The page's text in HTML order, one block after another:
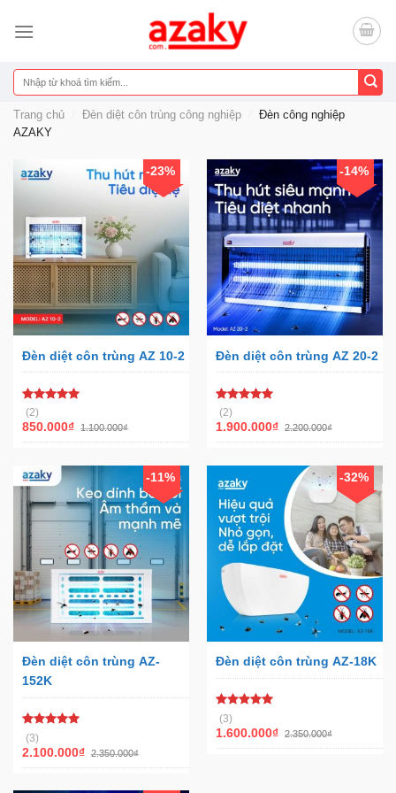
đến
dung
Tìm
kiếm:
Trang chủ Đèn diệt côn trùng công nghiệp
Đèn công nghiệp
AZAKY
-23%
Đèn diệt côn trùng AZ 10-2
Được xếp
hạng5.00
5 sao
(2)
850.000₫ 1.100.000₫
-14%
Đèn diệt côn trùng AZ 20-2
Được xếp
hạng5.00
5 sao
(2)
1.900.000₫ 2.200.000₫
-11%
Đèn diệt côn trùng AZ-
152K
Được xếp
hạng5.00
5 sao
(3)
2.100.000₫ 2.350.000₫
-32%
Đèn diệt côn trùng AZ-18K
Được xếp
hạng5.00
5 sao
(3)
1.600.000₫ 2.350.000₫